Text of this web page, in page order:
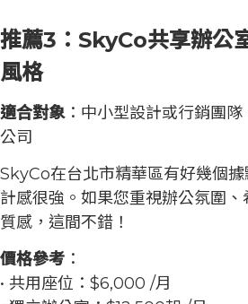
推薦3：SkyCo共享辦
風格
適合對象：中小型設計或行銷團
公司
SkyCo在台北市精華區有好幾個
計感很強。如果您重視辦公氛圍
質感，這間不錯！
價格參考 ：
• 共用座位：$6,000 /月